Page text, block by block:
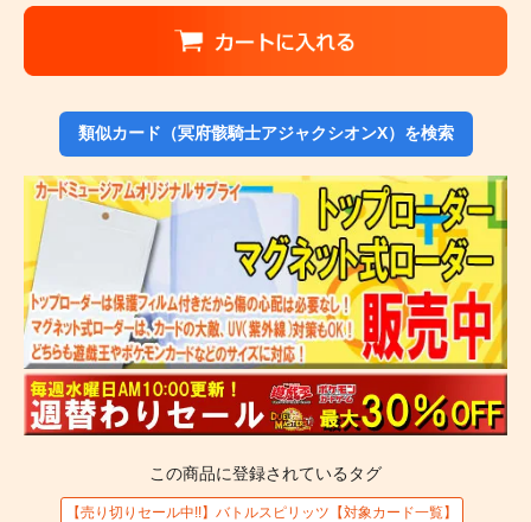
類似カード（冥府骸騎士アジャクシオンX）を検索
この商品に登録されているタグ
【売り切りセール中!!】バトルスピリッツ【対象カード一覧】